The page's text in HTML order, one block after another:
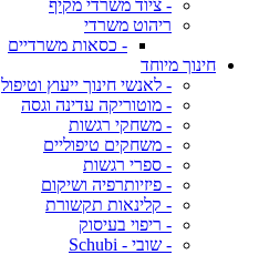
- ציוד משרדי מקיף
ריהוט משרדי
- כסאות משרדיים
חינוך מיוחד
- לאנשי חינוך ייעוץ וטיפול
- מוטוריקה עדינה וגסה
- משחקי רגשות
- משחקים טיפוליים
- ספרי רגשות
- פיזיותרפיה ושיקום
- קלינאות תקשורת
- ריפוי בעיסוק
- שובי - Schubi